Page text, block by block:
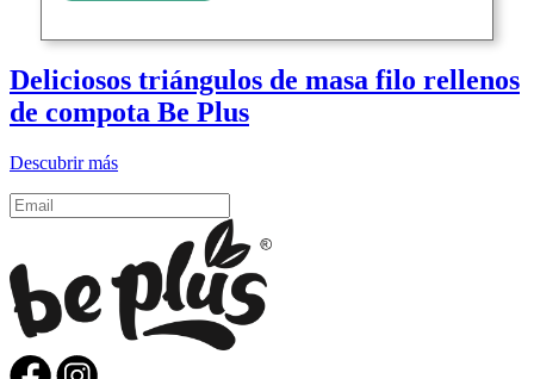
Deliciosos triángulos de masa filo rellenos
de compota Be Plus
Descubrir más